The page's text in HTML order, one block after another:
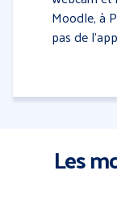
Moodle, à
pas de
Les